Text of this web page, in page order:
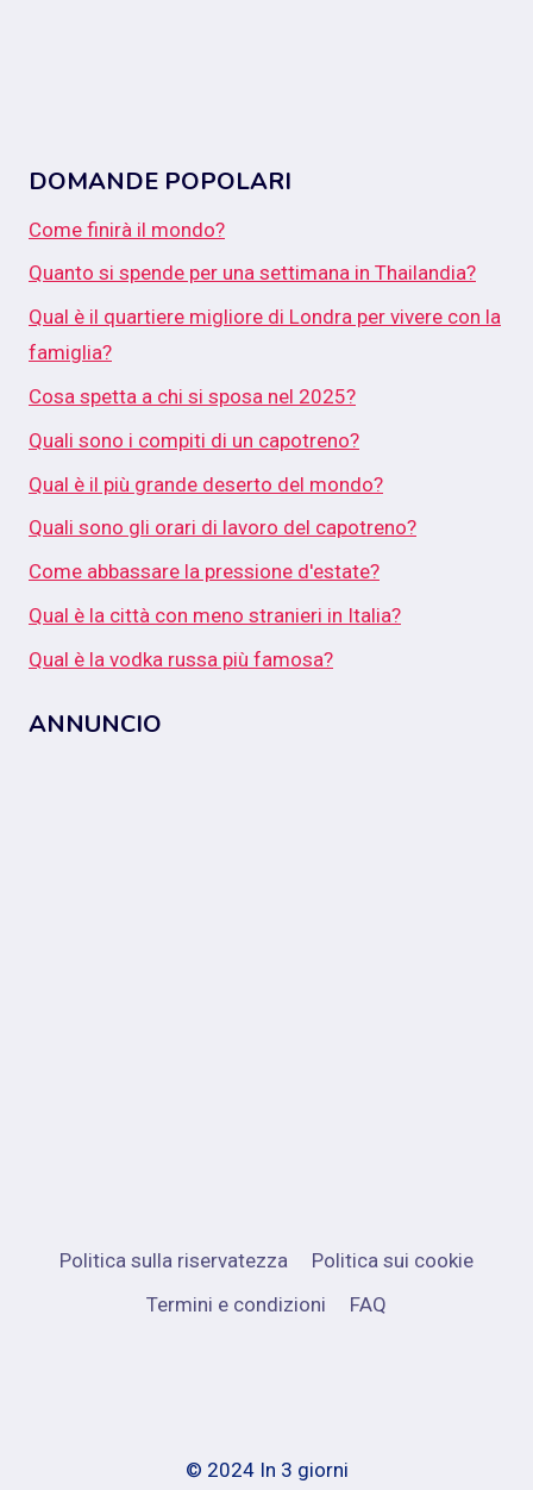
DOMANDE POPOLARI
Come finirà il mondo?
Quanto si spende per una settimana in Thailandia?
Qual è il quartiere migliore di Londra per vivere con la
famiglia?
Cosa spetta a chi si sposa nel 2025?
Quali sono i compiti di un capotreno?
Qual è il più grande deserto del mondo?
Quali sono gli orari di lavoro del capotreno?
Come abbassare la pressione d'estate?
Qual è la città con meno stranieri in Italia?
Qual è la vodka russa più famosa?
ANNUNCIO
Politica sulla riservatezza
Politica sui cookie
Termini e condizioni
FAQ
© 2024 In 3 giorni